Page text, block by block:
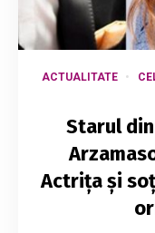
ACTUALITATE
Starul
Actrița și